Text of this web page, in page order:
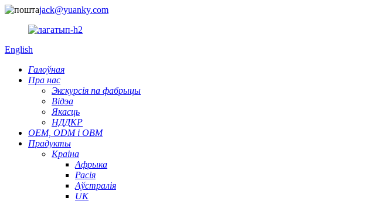
jack@yuanky.com
English
Галоўная
Пра нас
Экскурсія па фабрыцы
Відэа
Якасць
НДДКР
OEM, ODM і OBM
Прадукты
Краіна
Афрыка
Расія
Аўстралія
UK